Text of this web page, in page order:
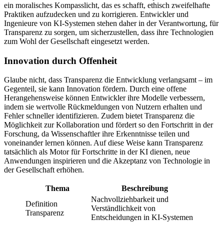
ein moralisches Kompasslicht, das es schafft, ethisch zweifelhafte
Praktiken aufzudecken und zu korrigieren. Entwickler und
Ingenieure von KI-Systemen stehen daher in der Verantwortung, für
Transparenz zu sorgen, um sicherzustellen, dass ihre Technologien
zum Wohl der Gesellschaft eingesetzt werden.
Innovation durch Offenheit
Glaube nicht, dass Transparenz die Entwicklung verlangsamt – im
Gegenteil, sie kann Innovation fördern. Durch eine offene
Herangehensweise können Entwickler ihre Modelle verbessern,
indem sie wertvolle Rückmeldungen von Nutzern erhalten und
Fehler schneller identifizieren. Zudem bietet Transparenz die
Möglichkeit zur Kollaboration und fördert so den Fortschritt in der
Forschung, da Wissenschaftler ihre Erkenntnisse teilen und
voneinander lernen können. Auf diese Weise kann Transparenz
tatsächlich als Motor für Fortschritte in der KI dienen, neue
Anwendungen inspirieren und die Akzeptanz von Technologie in
der Gesellschaft erhöhen.
Thema
Beschreibung
Definition
Transparenz
Nachvollziehbarkeit und
Verständlichkeit von
Entscheidungen in KI-Systemen